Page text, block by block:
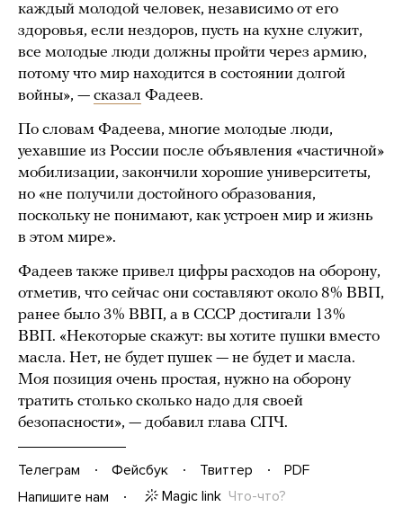
каждый молодой человек, независимо от его
здоровья, если нездоров, пусть на кухне служит,
все молодые люди должны пройти через армию,
потому что мир находится в состоянии долгой
войны», — сказал Фадеев.
По словам Фадеева, многие молодые люди,
уехавшие из России после объявления «частичной»
мобилизации, закончили хорошие университеты,
но «не получили достойного образования,
поскольку не понимают, как устроен мир и жизнь
в этом мире».
Фадеев также привел цифры расходов на оборону,
отметив, что сейчас они составляют около 8% ВВП,
ранее было 3% ВВП, а в СССР достигали 13%
ВВП. «Некоторые скажут: вы хотите пушки вместо
масла. Нет, не будет пушек — не будет и масла.
Моя позиция очень простая, нужно на оборону
тратить столько сколько надо для своей
безопасности», — добавил глава СПЧ.
Телеграм Фейсбук Твиттер
PDF
Напишите нам
Magic link Что-что?